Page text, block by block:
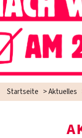
Startseite >Aktuelles